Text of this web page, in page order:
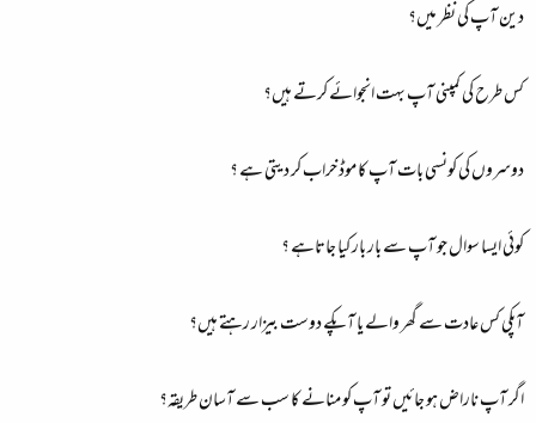
دین آپ کی نظر میں؟
کس طرح کی کمپنی آپ بہت انجوائے کرتے ہیں؟
دوسروں کی کونسی بات آپ کا موڈ خراب کر دیتی ہے ؟
کوئی ایسا سوال جو آپ سے بار بار کیا جاتاہے ؟
آپکی کس عادت سے گھر والے یا آپکے دوست بیزار رہتے ہیں؟
اگر آپ ناراض ہو جائیں تو آپ کو منانے کا سب سے آسان طریقہ؟